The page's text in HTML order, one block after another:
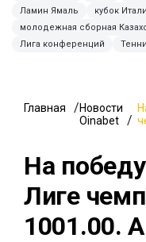
Ламин Ямаль
кубок
молодежная сборная
Лига конференций
Главная
Новости
Oinabet
На
Лиге
1001.00.